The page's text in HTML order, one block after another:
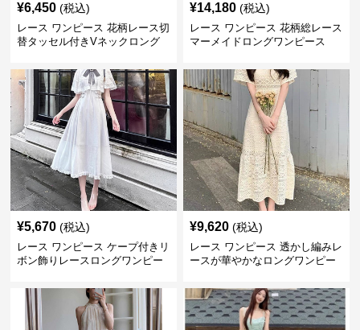
¥6,450 (税込)
レース ワンピース 花柄レース切
替タッセル付きVネックロング
¥14,180 (税込)
レース ワンピース 花柄総レース
マーメイドロングワンピース
¥5,670 (税込)
レース ワンピース ケープ付きリ
ボン飾りレースロングワンピー
¥9,620 (税込)
レース ワンピース 透かし編みレ
ースが華やかなロングワンピー